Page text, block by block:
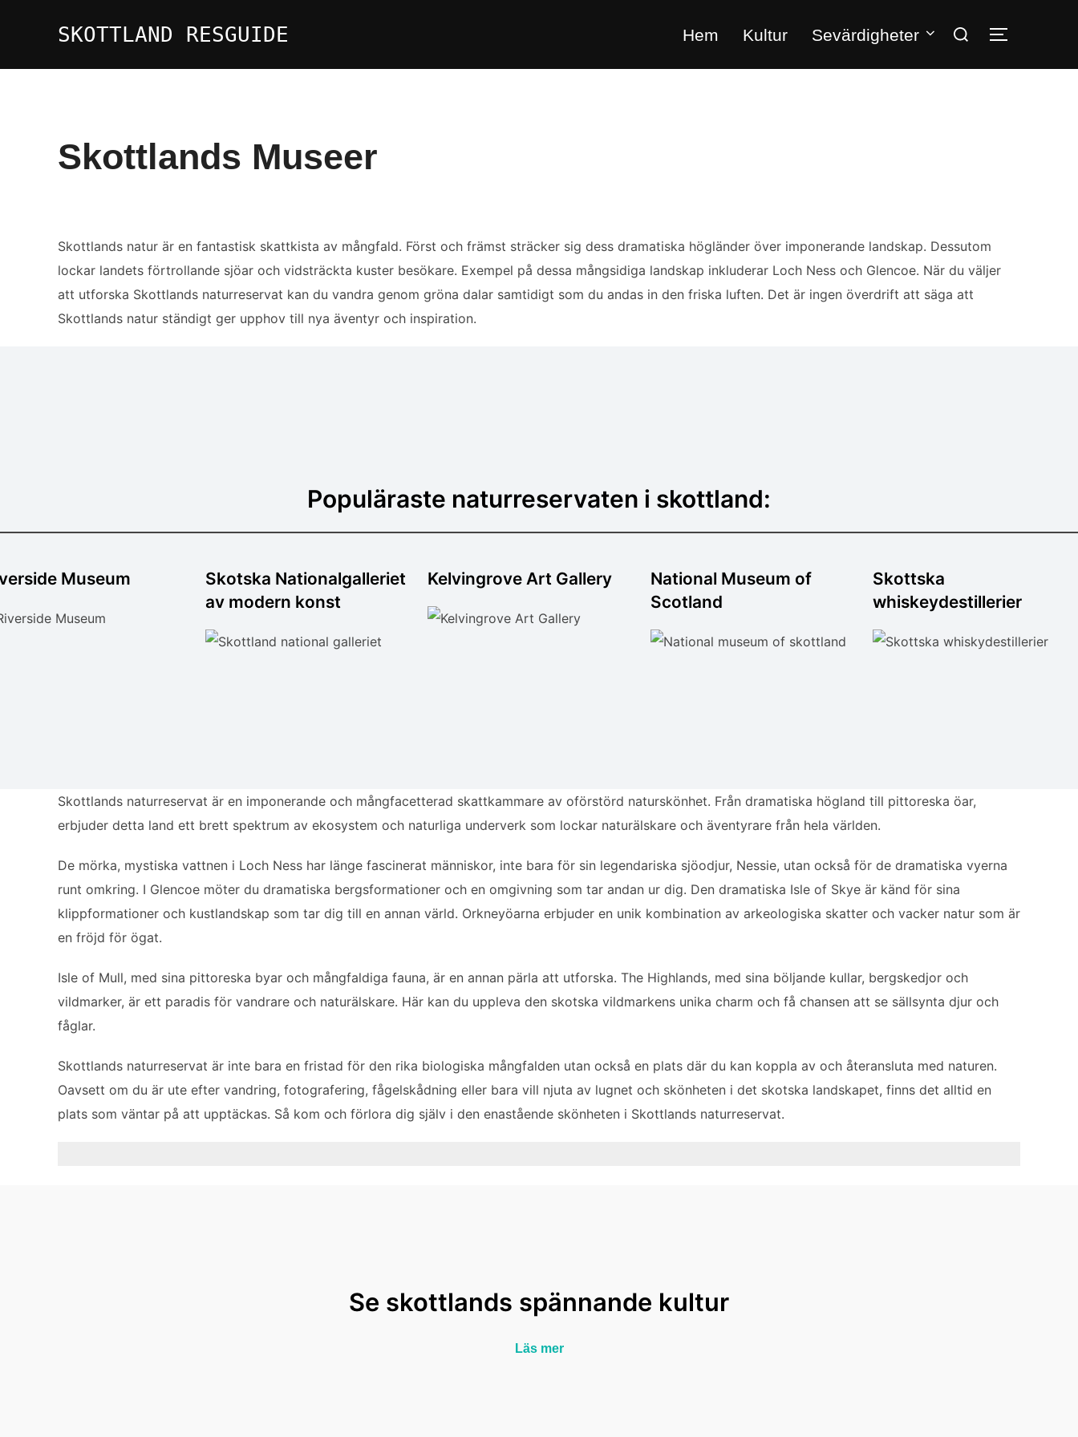
SKOTTLAND RESGUIDE Hem Kultur Sevärdigheter
Sök
SLÅ PÅ/
Skottlands Museer
Skottlands natur är en fantastisk skattkista av mångfald. Först och främst sträcker sig dess dramatiska högländer över imponerande landskap. Dessutom
lockar landets förtrollande sjöar och vidsträckta kuster besökare. Exempel på dessa mångsidiga landskap inkluderar Loch Ness och Glencoe. När du väljer
att utforska Skottlands naturreservat kan du vandra genom gröna dalar samtidigt som du andas in den friska luften. Det är ingen överdrift att säga att
Skottlands natur ständigt ger upphov till nya äventyr och inspiration.
Populäraste naturreservaten i skottland:
Museum
Skotska Nationalgalleriet
av modern konst
Kelvingrove Art Gallery
National Museum of
Scotland
Skottska
whiskeydestillerier
Skottlands naturreservat är en imponerande och mångfacetterad skattkammare av oförstörd naturskönhet. Från dramatiska högland till pittoreska öar,
erbjuder detta land ett brett spektrum av ekosystem och naturliga underverk som lockar naturälskare och äventyrare från hela världen.
De mörka, mystiska vattnen i Loch Ness har länge fascinerat människor, inte bara för sin legendariska sjöodjur, Nessie, utan också för de dramatiska vyerna
runt omkring. I Glencoe möter du dramatiska bergsformationer och en omgivning som tar andan ur dig. Den dramatiska Isle of Skye är känd för sina
klippformationer och kustlandskap som tar dig till en annan värld. Orkneyöarna erbjuder en unik kombination av arkeologiska skatter och vacker natur som är
en fröjd för ögat.
Isle of Mull, med sina pittoreska byar och mångfaldiga fauna, är en annan pärla att utforska. The Highlands, med sina böljande kullar, bergskedjor och
vildmarker, är ett paradis för vandrare och naturälskare. Här kan du uppleva den skotska vildmarkens unika charm och få chansen att se sällsynta djur och
fåglar.
Skottlands naturreservat är inte bara en fristad för den rika biologiska mångfalden utan också en plats där du kan koppla av och återansluta med naturen.
Oavsett om du är ute efter vandring, fotografering, fågelskådning eller bara vill njuta av lugnet och skönheten i det skotska landskapet, finns det alltid en
plats som väntar på att upptäckas. Så kom och förlora dig själv i den enastående skönheten i Skottlands naturreservat.
Se skottlands spännande kultur
Läs mer